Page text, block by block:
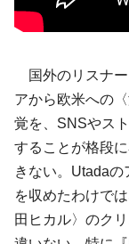
国外のリスナー
アから欧米への
覚を、SNSやス
することが格段
きない。Utada
を収めたわけで
田ヒカル〉のク